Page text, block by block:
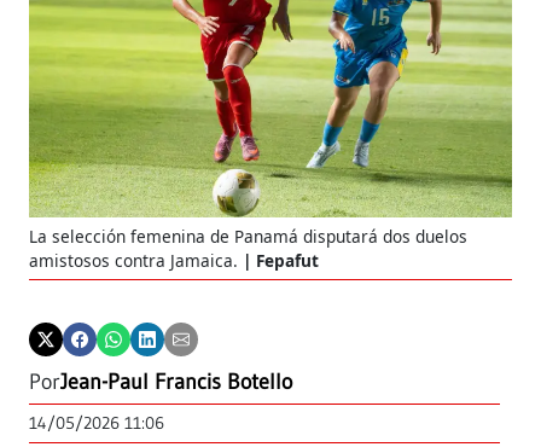
La selección femenina de Panamá disputará dos duelos
amistosos contra Jamaica.
Fepafut
PorJean-Paul Francis Botello
14/05/2026 11:06